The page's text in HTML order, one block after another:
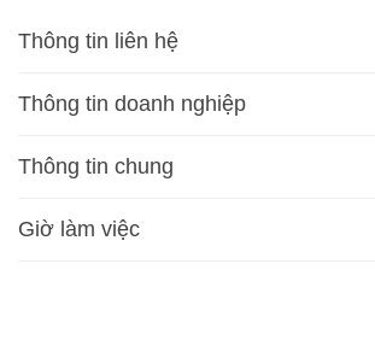
Thông tin liên hệ
Thông tin doanh nghiệp
Thông tin chung
Giờ làm việc